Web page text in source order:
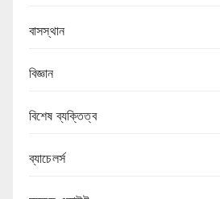
বাসস্থান
বিজ্ঞান
বিশেষ ব্যক্তিত্ব
ব্যাচেলর্স